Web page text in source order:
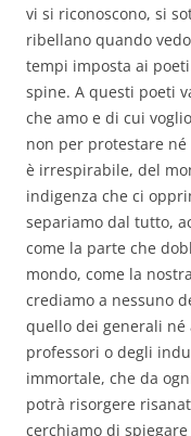
vi si riconoscono, si
ribellano quando
tempi imposta ai
spine. A questi poeti
che amo e di cui
non per protestare né
è irrespirabile, del
indigenza che ci
separiamo dal tutto,
come la parte che
mondo, come la
crediamo a nessuno
quello dei generali né
professori o degli
immortale, che da
potrà risorgere
cerchiamo di